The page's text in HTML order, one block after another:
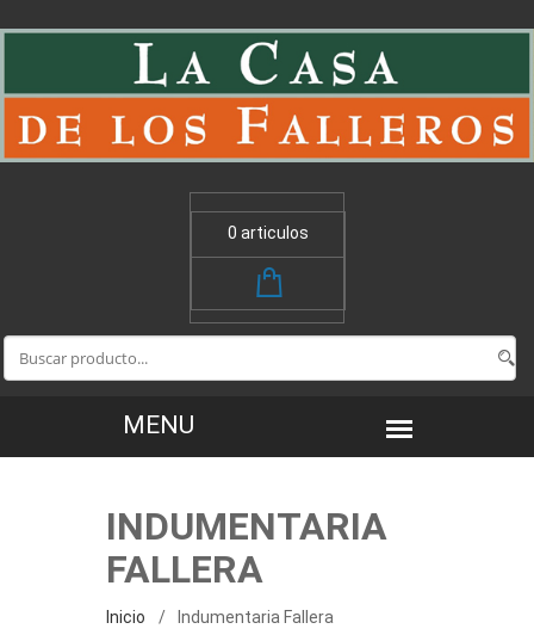
0 articulos
INDUMENTARIA
FALLERA
Inicio Indumentaria Fallera